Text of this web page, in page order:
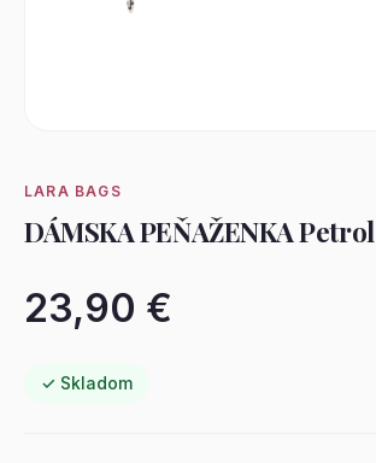
LARA BAGS
DÁMSKA PEŇAŽENKA Petrol
23,90 €
✓ Skladom